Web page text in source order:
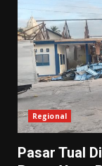
Regional
Pasar Tual